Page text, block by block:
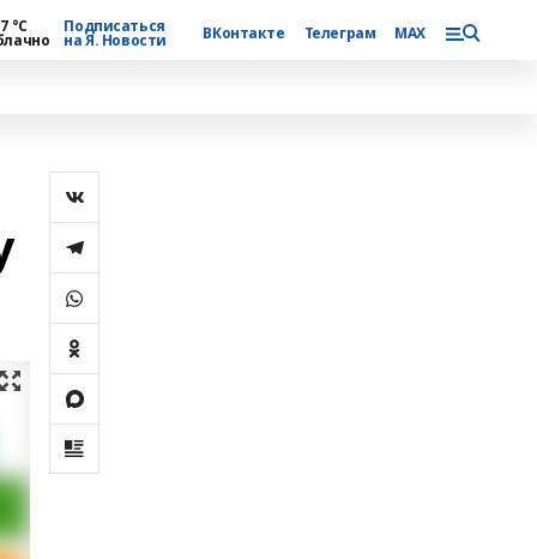
°С Подписаться
на Я. Новости ВКонтакте Телеграм MAX